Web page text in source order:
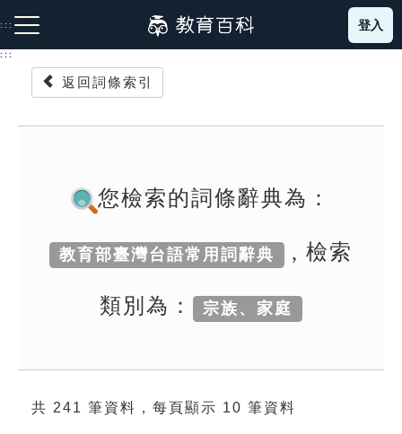
到
主
:::
生字詞彙表
成語故事
索引選單
登入
:::
返回詞條索引
您檢索的詞條辭典為：
教育部臺灣台語常用詞辭典 , 檢索
類別為： 宗族、家庭
共 241 筆資料，每頁顯示 10 筆資料